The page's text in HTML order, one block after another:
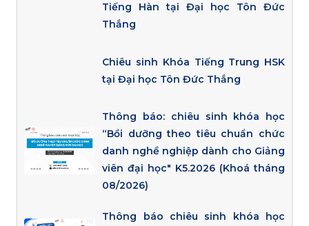
Tiếng Hàn tại Đại học Tôn Đức
Thắng
Chiêu sinh Khóa Tiếng Trung HSK
tại Đại học Tôn Đức Thắng
Thông báo: chiêu sinh khóa học
“Bồi dưỡng theo tiêu chuẩn chức
danh nghề nghiệp dành cho Giảng
viên đại học" K5.2026 (Khoá tháng
08/2026)
Thông báo chiêu sinh khóa học